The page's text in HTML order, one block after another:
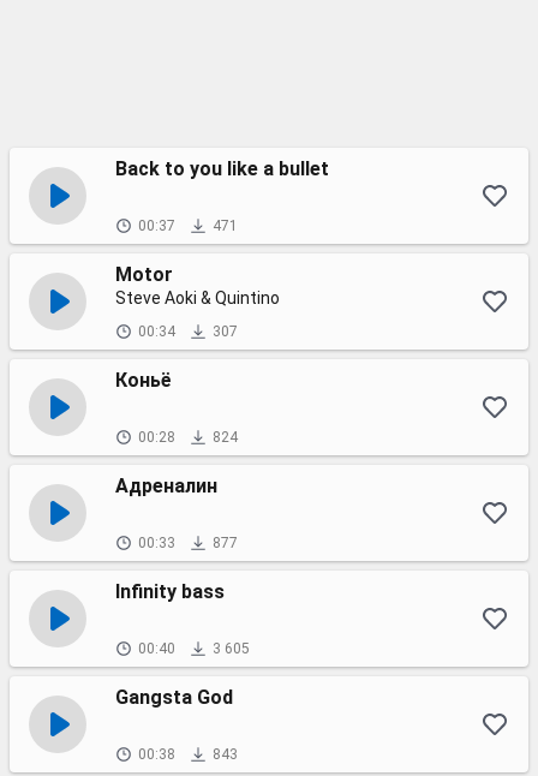
Back to you like a bullet
00:37 471
Motor
Steve Aoki & Quintino
00:34 307
Коньё
00:28 824
Адреналин
00:33 877
Infinity bass
00:40 3 605
Gangsta God
00:38 843